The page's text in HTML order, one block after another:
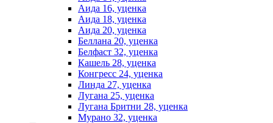
Аида 16, уценка
Аида 18, уценка
Аида 20, уценка
Беллана 20, уценка
Белфаст 32, уценка
Кашель 28, уценка
Конгресс 24, уценка
Линда 27, уценка
Лугана 25, уценка
Лугана Бритни 28, уценка
Мурано 32, уценка